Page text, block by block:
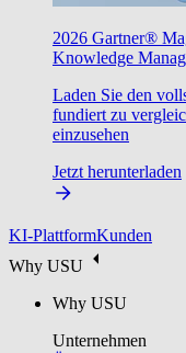
2026 Gartner®
Knowledge
Laden Sie den
fundiert zu
einzusehen
Jetzt herunterladen
KI-PlattformKunden
Why USU
Why USU
Unternehmen